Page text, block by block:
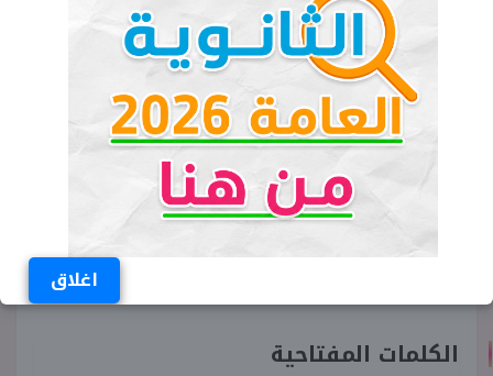
اغلاق
الكلمات المفتاحية